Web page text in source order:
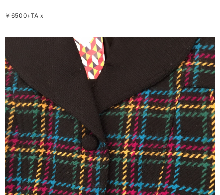
￥6500+TAｘ